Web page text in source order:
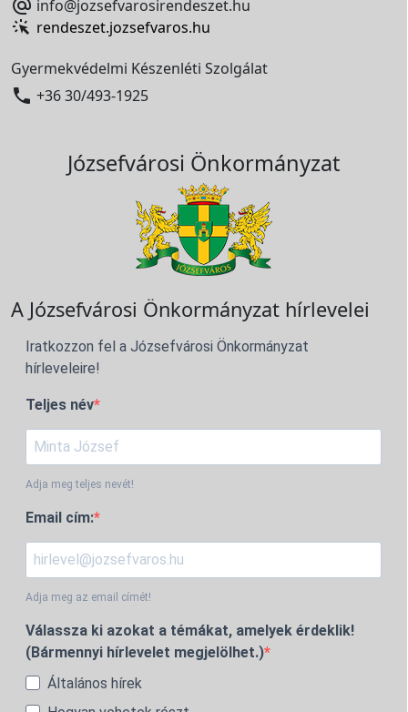
 info@jozsefvarosirendeszet.hu
rendeszet.jozsefvaros.hu
Gyermekvédelmi Készenléti Szolgálat
 +36 30/493-1925
Józsefvárosi Önkormányzat
A Józsefvárosi Önkormányzat hírlevelei
Iratkozzon fel a Józsefvárosi Önkormányzat
hírleveleire!
Teljes név
Adja meg teljes nevét!
Email cím:
Adja meg az email címét!
Válassza ki azokat a témákat, amelyek érdeklik!
(Bármennyi hírlevelet megjelölhet.)
Általános hírek